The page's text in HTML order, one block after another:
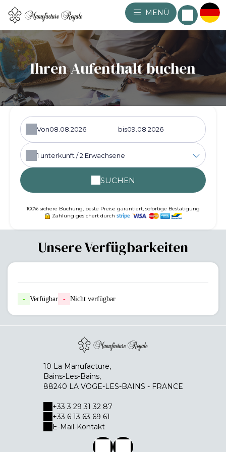
MENÜ
Ihren Aufenthalt buchen
Von bis
1 unterkunft /2 Erwachsene
SUCHEN
100% sichere Buchung, beste Preise garantiert, sofortige Bestätigung
Zahlung gesichert durch
Unsere Verfügbarkeiten
- Verfügbar - Nicht verfügbar
10 La Manufacture,
Bains-Les-Bains,
88240 LA VOGE-LES-BAINS - FRANCE
+33 3 29 31 32 87
+33 6 13 63 69 61
E-Mail-Kontakt